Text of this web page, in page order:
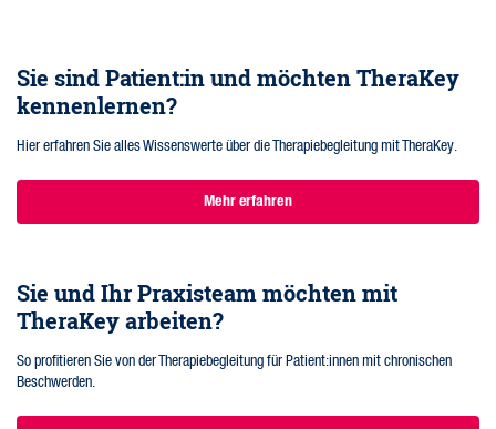
Sie sind Patient:in und möchten TheraKey
kennenlernen?
Hier erfahren Sie alles Wissenswerte über die Therapiebegleitung mit TheraKey.
Mehr erfahren
Sie und Ihr Praxisteam möchten mit
TheraKey arbeiten?
So profitieren Sie von der Therapiebegleitung für Patient:innen mit chronischen
Beschwerden.